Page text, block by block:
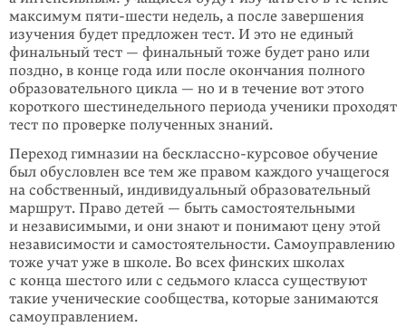
максимум пяти-шести недель, а после завершения
изучения будет предложен тест. И это не единый
финальный тест — финальный тоже будет рано или
поздно, в конце года или после окончания полного
образова­тельного цикла — но и в течение вот этого
короткого шестинедельного периода ученики проходят
тест по проверке полученных знаний.
Переход гимназии на бесклассно-курсовое обучение
был обусловлен все тем же правом каждого учащегося
на собственный, инди­ви­дуальный образователь­ный
маршрут. Право детей — быть само­стоятельными
и независимыми, и они знают и понимают цену этой
независимости и самостоятельности. Самоуправ­лению
тоже учат уже в школе. Во всех финских школах
с конца шестого или с седьмого класса существуют
такие учени­ческие сообщества, которые занима­ются
самоуправлением.